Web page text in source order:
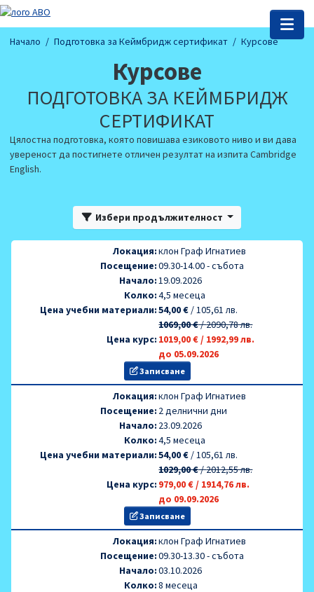
Начало Подготовка за Кеймбридж сертификат Курсове
Курсове
ПОДГОТОВКА ЗА КЕЙМБРИДЖ
СЕРТИФИКАТ
Цялостна подготовка, която повишава езиковото ниво и ви дава
увереност да постигнете отличен резултат на изпита Cambridge
English.
Избери продължителност
Локация:клон Граф Игнатиев
Посещение:09.30-14.00 - събота
Начало:19.09.2026
Колко:4,5 месеца
Цена учебни материали:54,00 € /105,61 лв.
Цена курс:
1069,00 €/2090,78 лв.
1019,00 € / 1992,99 лв.
до 05.09.2026
Записване
Локация:клон Граф Игнатиев
Посещение: 2 делнични дни
Начало: 23.09.2026
Колко:4,5 месеца
Цена учебни материали:54,00 € /105,61 лв.
Цена курс:
1029,00 €/2012,55 лв.
979,00 € / 1914,76 лв.
до 09.09.2026
Записване
Локация:клон Граф Игнатиев
Посещение:09.30-13.30 - събота
Начало:03.10.2026
Колко:8 месеца